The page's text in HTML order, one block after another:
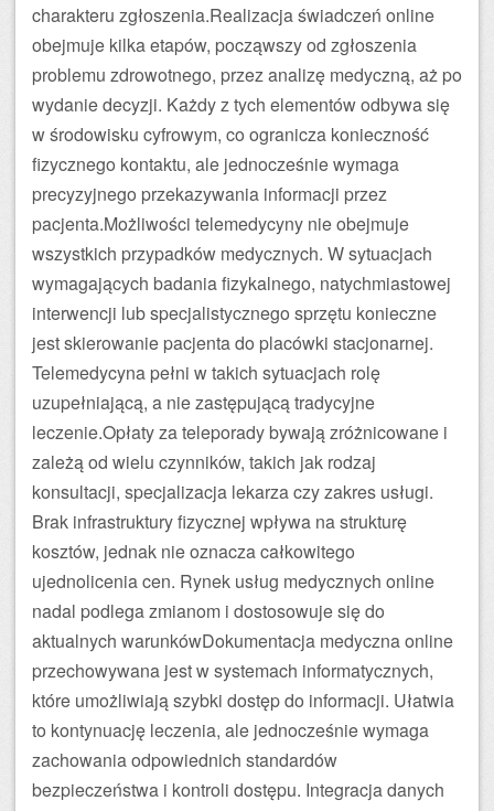
charakteru zgłoszenia.Realizacja świadczeń online
obejmuje kilka etapów, począwszy od zgłoszenia
problemu zdrowotnego, przez analizę medyczną, aż po
wydanie decyzji. Każdy z tych elementów odbywa się
w środowisku cyfrowym, co ogranicza konieczność
fizycznego kontaktu, ale jednocześnie wymaga
precyzyjnego przekazywania informacji przez
pacjenta.Możliwości telemedycyny nie obejmuje
wszystkich przypadków medycznych. W sytuacjach
wymagających badania fizykalnego, natychmiastowej
interwencji lub specjalistycznego sprzętu konieczne
jest skierowanie pacjenta do placówki stacjonarnej.
Telemedycyna pełni w takich sytuacjach rolę
uzupełniającą, a nie zastępującą tradycyjne
leczenie.Opłaty za teleporady bywają zróżnicowane i
zależą od wielu czynników, takich jak rodzaj
konsultacji, specjalizacja lekarza czy zakres usługi.
Brak infrastruktury fizycznej wpływa na strukturę
kosztów, jednak nie oznacza całkowitego
ujednolicenia cen. Rynek usług medycznych online
nadal podlega zmianom i dostosowuje się do
aktualnych warunkówDokumentacja medyczna online
przechowywana jest w systemach informatycznych,
które umożliwiają szybki dostęp do informacji. Ułatwia
to kontynuację leczenia, ale jednocześnie wymaga
zachowania odpowiednich standardów
bezpieczeństwa i kontroli dostępu. Integracja danych